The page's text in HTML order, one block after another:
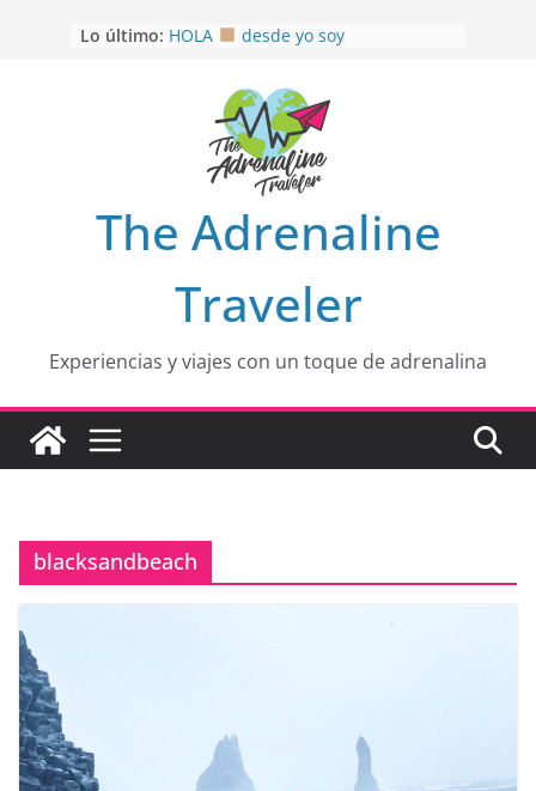
Lo último: HOLA
desde yo soy
EL SENDERO DEL CACAO: Excelente
opción
HOSPEDAJE AL NATURALSHH !!
OTRA PERSPECTIVA de RÍO EL
MULITO!
The Adrenaline
Traveler
Experiencias y viajes con un toque de adrenalina
blacksandbeach